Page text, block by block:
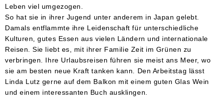
Leben viel umgezogen.
So hat sie in ihrer Jugend unter anderem in Japan gelebt.
Damals entflammte ihre Leidenschaft für unterschiedliche
Kulturen, gutes Essen aus vielen Ländern und internationale
Reisen. Sie liebt es, mit ihrer Familie Zeit im Grünen zu
verbringen. Ihre Urlaubsreisen führen sie meist ans Meer, wo
sie am besten neue Kraft tanken kann. Den Arbeitstag lässt
Linda Lutz gerne auf dem Balkon mit einem guten Glas Wein
und einem interessanten Buch ausklingen.